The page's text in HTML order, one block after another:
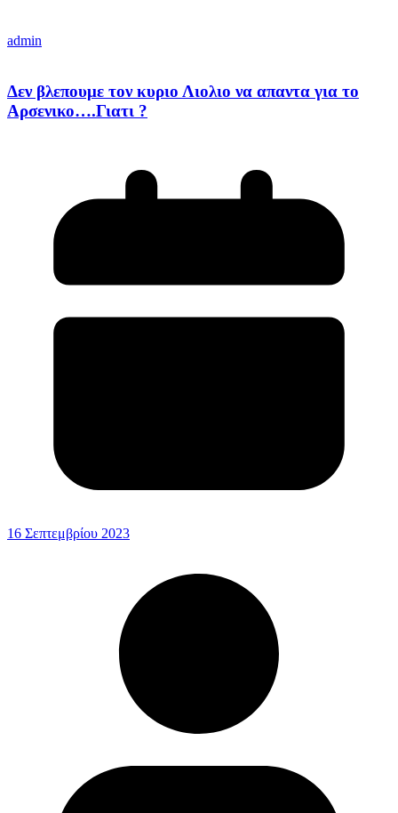
admin
Δεν βλεπουμε τον κυριο Λιολιο να απαντα για το
Αρσενικο….Γιατι ?
16 Σεπτεμβρίου 2023